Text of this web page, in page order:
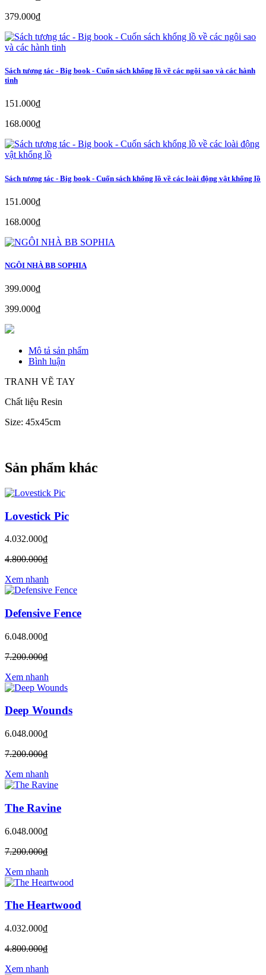
379.000₫
Sách tương tác - Big book - Cuốn sách khổng lồ về các ngôi sao và các hành
tinh
151.000₫
168.000₫
Sách tương tác - Big book - Cuốn sách khổng lồ về các loài động vật khổng lồ
151.000₫
168.000₫
NGÔI NHÀ BB SOPHIA
399.000₫
399.000₫
Mô tả sản phẩm
Bình luận
TRANH VẼ TAY
Chất liệu Resin
Size: 45x45cm
Sản phẩm khác
Lovestick Pic
4.032.000₫
4.800.000₫
Xem nhanh
Defensive Fence
6.048.000₫
7.200.000₫
Xem nhanh
Deep Wounds
6.048.000₫
7.200.000₫
Xem nhanh
The Ravine
6.048.000₫
7.200.000₫
Xem nhanh
The Heartwood
4.032.000₫
4.800.000₫
Xem nhanh